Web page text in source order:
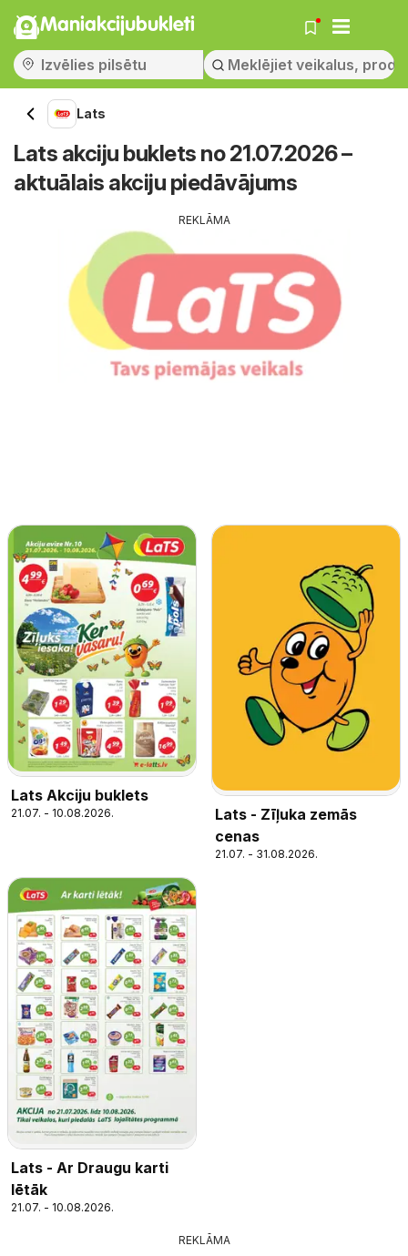
Maniakcijubukleti
Lats
Lats akciju buklets no 21.07.2026 –
aktuālais akciju piedāvājums
REKLĀMA
Lats Akciju buklets
21.07. - 10.08.2026.
Lats - Zīļuka zemās
cenas
21.07. - 31.08.2026.
Lats - Ar Draugu karti
lētāk
21.07. - 10.08.2026.
REKLĀMA